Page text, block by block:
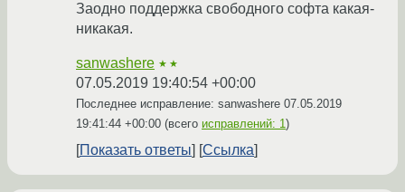
Заодно поддержка свободного софта какая-
никакая.
sanwashere ★★
07.05.2019 19:40:54 +00:00
Последнее исправление: sanwashere 07.05.2019
19:41:44 +00:00 (всего исправлений: 1)
Показать ответы Ссылка